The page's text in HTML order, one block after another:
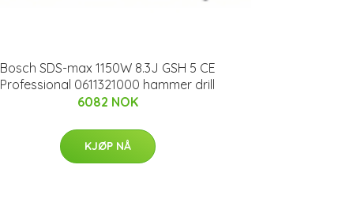
Bosch SDS-max 1150W 8.3J GSH 5 CE
Professional 0611321000 hammer drill
6082 NOK
KJØP NÅ